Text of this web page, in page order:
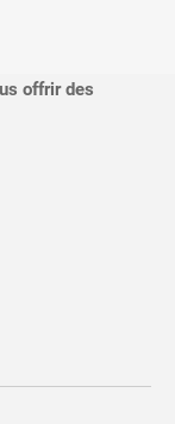
offrir des